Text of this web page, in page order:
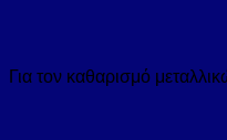
Για τον καθαρισμό